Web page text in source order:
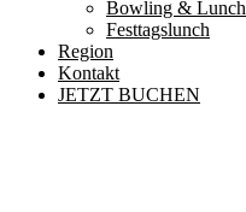
Bowling & Lunch
Festtagslunch
Region
Kontakt
JETZT BUCHEN